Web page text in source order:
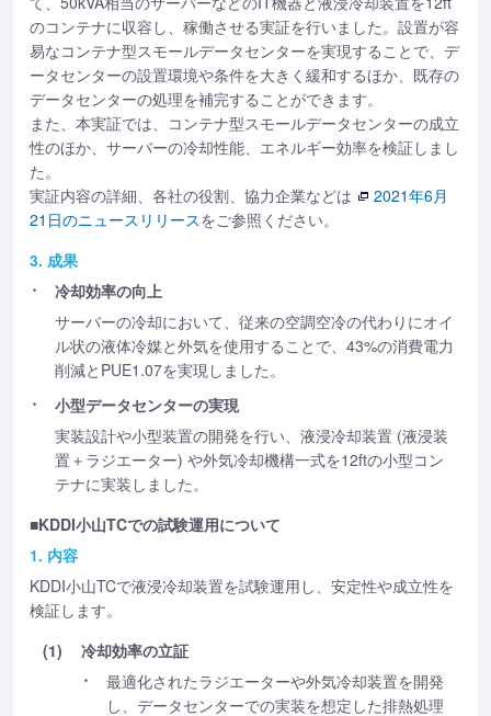
のコンテナに収容し、稼働させる実証を行いました。設置が容
易なコンテナ型スモールデータセンターを実現することで、デ
ータセンターの設置環境や条件を大きく緩和するほか、既存の
データセンターの処理を補完することができます。
また、本実証では、コンテナ型スモールデータセンターの成立
性のほか、サーバーの冷却性能、エネルギー効率を検証しまし
た。
実証内容の詳細、各社の役割、協力企業などは
2021年6月
21日のニュースリリースをご参照ください。
3. 成果
冷却効率の向上
サーバーの冷却において、従来の空調空冷の代わりにオイ
ル状の液体冷媒と外気を使用することで、43%の消費電力
削減とPUE1.07を実現しました。
小型データセンターの実現
実装設計や小型装置の開発を行い、液浸冷却装置 (液浸装
置＋ラジエーター) や外気冷却機構一式を12ftの小型コン
テナに実装しました。
■KDDI小山TCでの試験運用について
1. 内容
KDDI小山TCで液浸冷却装置を試験運用し、安定性や成立性を
検証します。
(1)
冷却効率の立証
最適化されたラジエーターや外気冷却装置を開発
し、データセンターでの実装を想定した排熱処理